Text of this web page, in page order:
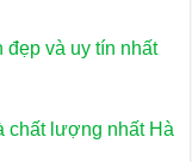
đẹp và uy tín nhất
chất lượng nhất Hà